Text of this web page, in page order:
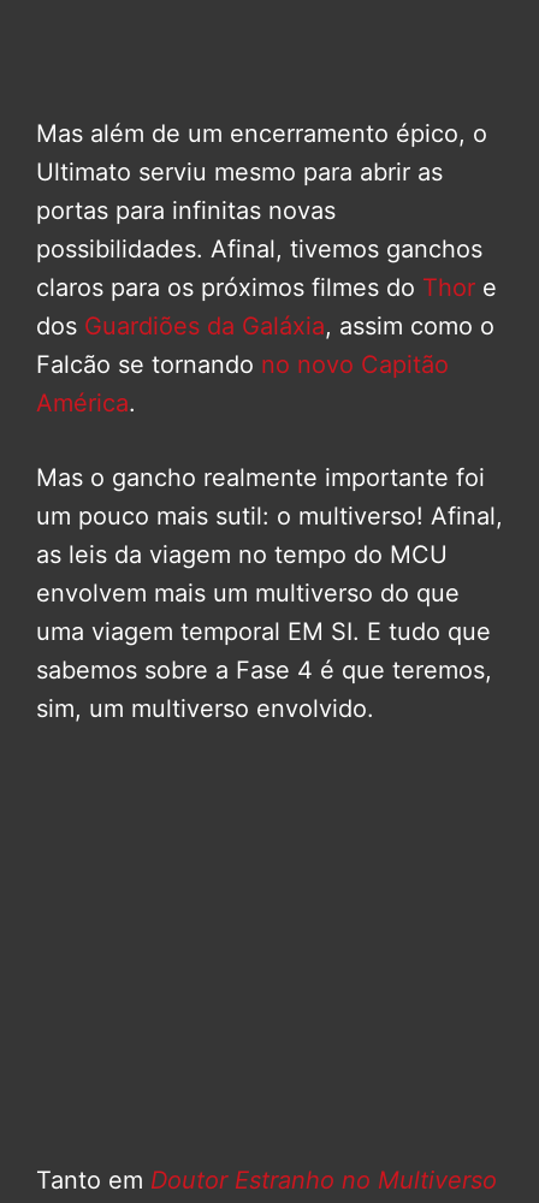
Mas além de um encerramento épico, o
Ultimato serviu mesmo para abrir as
portas para infinitas novas
possibilidades. Afinal, tivemos ganchos
claros para os próximos filmes do Thor e
dos Guardiões da Galáxia, assim como o
Falcão se tornando no novo Capitão
América.
Mas o gancho realmente importante foi
um pouco mais sutil: o multiverso! Afinal,
as leis da viagem no tempo do MCU
envolvem mais um multiverso do que
uma viagem temporal EM SI. E tudo que
sabemos sobre a Fase 4 é que teremos,
sim, um multiverso envolvido.
Tanto em Doutor Estranho no Multiverso